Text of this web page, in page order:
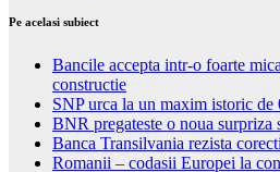
Pe acelasi subiect
Bancile accepta intr-o foarte
constructie
SNP urca la un maxim istoric
BNR pregateste o noua surpriza
Banca Transilvania rezista
Romanii – codasii Europei la